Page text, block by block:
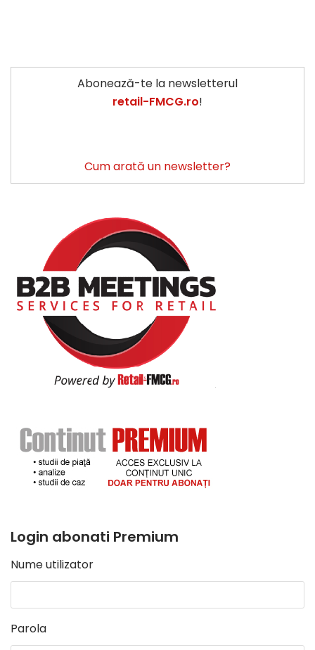
Abonează-te la newsletterul
retail-FMCG.ro!
Cum arată un newsletter?
Login abonati Premium
Nume utilizator
Parola